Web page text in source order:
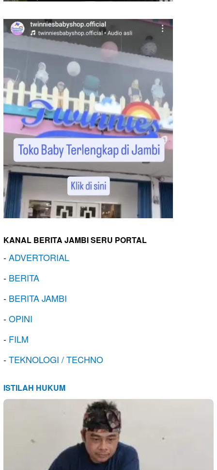
KANAL BERITA JAMBI SERU PORTAL
-ADVERTORIAL
- BERITA
- BERITA JAMBI
-OPINI
- FILM
-TEKNOLOGI / TECHNO
ISTILAH HUKUM